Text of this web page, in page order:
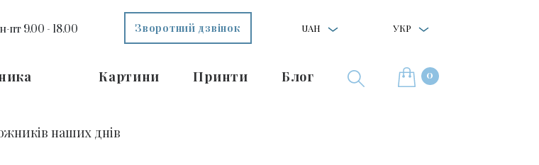
пт 9.00 - 18.00 Зворотний дзвінок UAH УКР
Картини Принти Блог 0
наших днів